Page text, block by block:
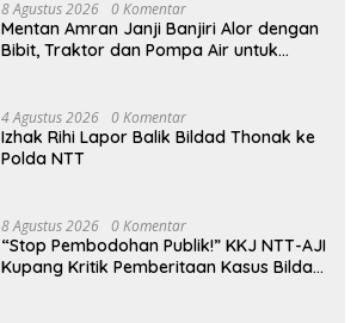
8 Agustus 2026 0 Komentar
Mentan Amran Janji Banjiri Alor dengan
Bibit, Traktor dan Pompa Air untuk
4 Agustus 2026 0 Komentar
Izhak Rihi Lapor Balik Bildad Thonak ke
Polda NTT
8 Agustus 2026 0 Komentar
“Stop Pembodohan Publik!” KKJ NTT-AJI
Kupang Kritik Pemberitaan Kasus Bildad